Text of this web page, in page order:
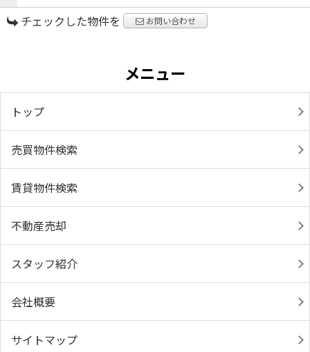
チェックした物件を お問い合わせ
メニュー
トップ
売買物件検索
賃貸物件検索
不動産売却
スタッフ紹介
会社概要
サイトマップ